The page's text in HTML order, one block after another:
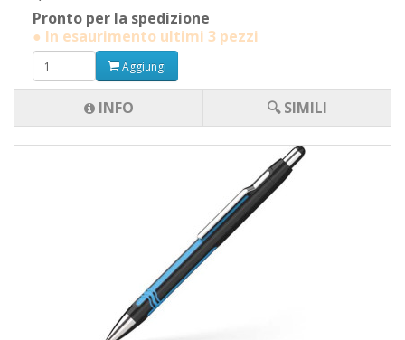
Pronto per la spedizione
● In esaurimento ultimi 3 pezzi
Aggiungi
INFO 🔍 SIMILI